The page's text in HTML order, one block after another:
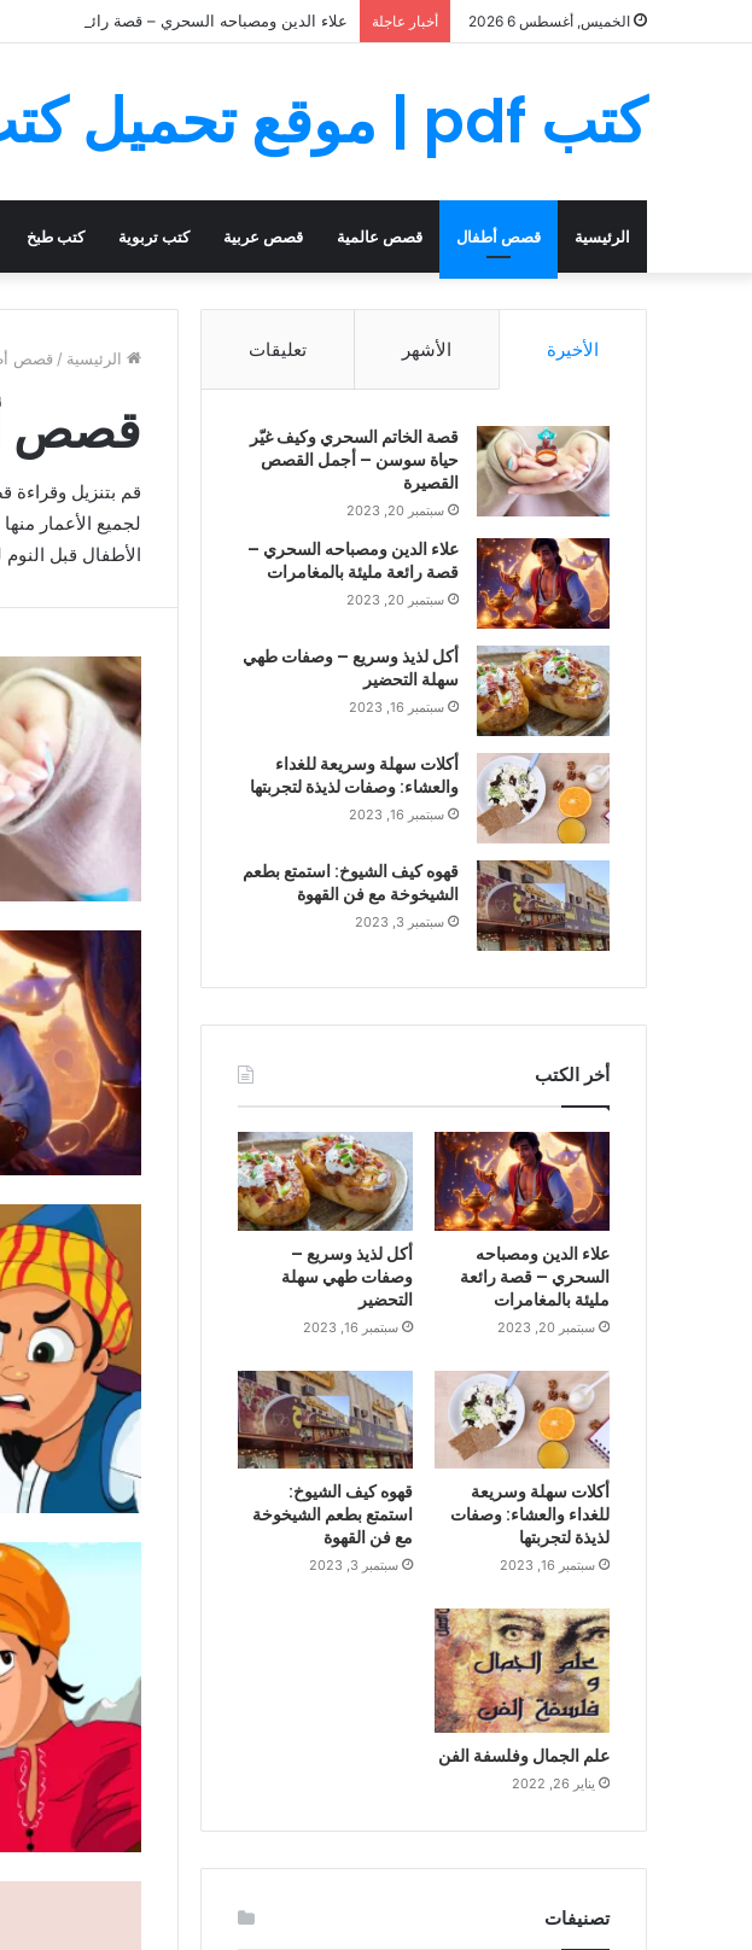
الخميس, أغسطس 6 2026 أخبار عاجلة علاء الدين ومصباحه السحري – قصة رائعة مليئة
كتب pdf | موقع تحميل كتب PDF مجانا
الرئيسية قصص أطفال قصص عالمية قصص عربية كتب تربوية كتب طبخ
الرئيسية / قصص
قصص
لجميع الأعمار
الأطفال قبل النوم
الأخيرة الأشهر تعليقات
قصة الخاتم السحري وكيف غيّر
حياة سوسن – أجمل القصص
القصيرة
سبتمبر 20, 2023
علاء الدين ومصباحه السحري –
قصة رائعة مليئة بالمغامرات
سبتمبر 20, 2023
أكل لذيذ وسريع – وصفات طهي
سهلة التحضير
سبتمبر 16, 2023
أكلات سهلة وسريعة للغداء
والعشاء: وصفات لذيذة لتجربتها
سبتمبر 16, 2023
قهوه كيف الشيوخ: استمتع بطعم
الشيخوخة مع فن القهوة
سبتمبر 3, 2023
أخر الكتب
علاء الدين ومصباحه
السحري – قصة رائعة
مليئة بالمغامرات
سبتمبر 20, 2023
أكل لذيذ وسريع –
وصفات طهي سهلة
التحضير
سبتمبر 16, 2023
أكلات سهلة وسريعة
للغداء والعشاء: وصفات
لذيذة لتجربتها
سبتمبر 16, 2023
قهوه كيف الشيوخ:
استمتع بطعم الشيخوخة
مع فن القهوة
سبتمبر 3, 2023
علم الجمال وفلسفة الفن
يناير 26, 2022
تصنيفات